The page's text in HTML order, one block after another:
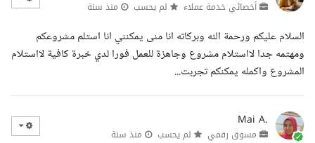
أخصائي خدمة عملاء لم يحسب منذ سنة
السلام عليكم ورحمة الله وبركاته انا منى يمكنني انا استلم مشروعكم
ومهتمه جدا لااستلام مشروع وجاهزة للعمل فورا لدي خبرة كافية لااستلام
المشروع واكمله يمكنكم تجربت...
Mai A.
مسوق رقمي لم يحسب منذ سنة